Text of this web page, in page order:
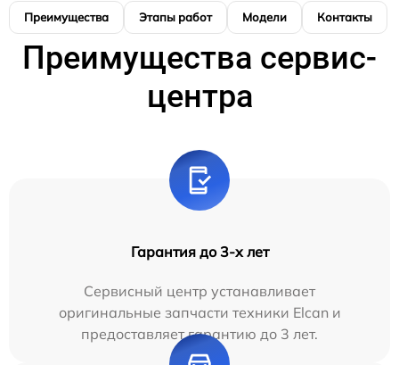
Преимущества Этапы работ Модели Контакты
Преимущества сервис-
центра
Гарантия до 3-х лет
Сервисный центр устанавливает
оригинальные запчасти техники Elcan и
предоставляет гарантию до 3 лет.